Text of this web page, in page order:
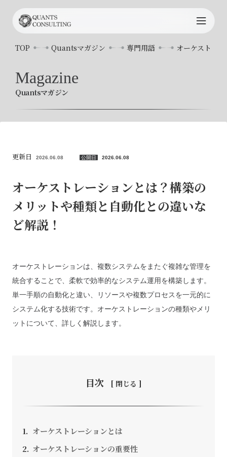
TOP
Quants について
サービス内容
コンサルタント
お知らせ
Quants マガジン
お問い合わせ
採用情報
TOP Quantsマガジン 専門用語 オーケストレ
Magazine
Quantsマガジン
更新日 2026.06.08 公開日 2026.06.08
オーケストレーションとは？構築の
メリットや種類と自動化との違いな
ど解説！
オーケストレーションは、複数システムをまたぐ複雑な管理を
統合することで、柔軟で効率的なシステム運用を構築します。
単一手順の自動化と違い、リソースや複数プロセスを一元的に
システム化する技術です。オーケストレーションの種類やメリ
ットについて、詳しく解説します。
目次
オーケストレーションとは
オーケストレーションの重要性